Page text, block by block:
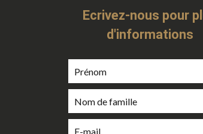
Ecrivez-nous pour
d'informations